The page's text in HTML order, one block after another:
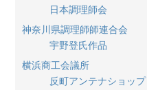
日本調理師会
神奈川県調理師師連合会
宇野登氏作品
横浜商工会議所
反町アンテナショップ